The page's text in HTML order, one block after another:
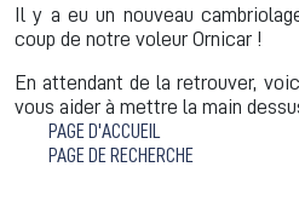
Il y a eu un nouveau
coup de notre voleur Ornicar !
En attendant de la retrouver,
vous aider à mettre la main
PAGE D'ACCUEIL
PAGE DE RECHERCHE